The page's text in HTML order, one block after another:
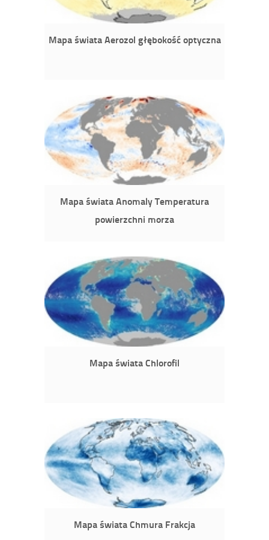
Mapa świata Aerozol głębokość optyczna
Mapa świata Anomaly Temperatura
powierzchni morza
Mapa świata Chlorofil
Mapa świata Chmura Frakcja